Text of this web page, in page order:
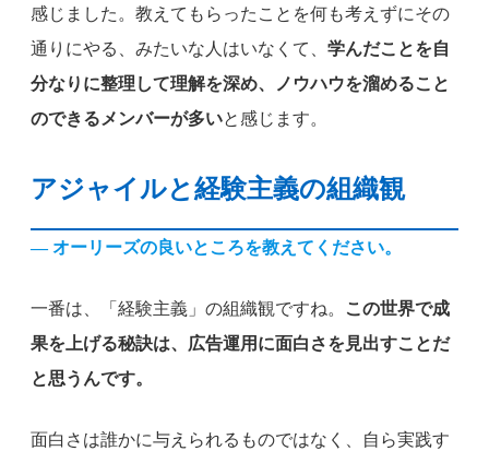
感じました。教えてもらったことを何も考えずにその
通りにやる、みたいな人はいなくて、 学んだことを自
分なりに整理して理解を深め、ノウハウを溜めること
のできるメンバーが多いと感じます。
アジャイルと経験主義の組織観
— オーリーズの良いところを教えてください。
一番は、「経験主義」の組織観ですね。
この世界で成
果を上げる秘訣は、広告運用に面白さを見出すことだ
と思うんです。
面白さは誰かに与えられるものではなく、自ら実践す